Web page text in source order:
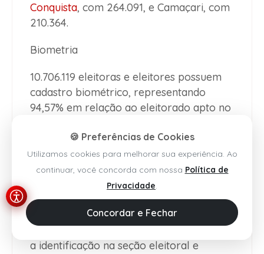
Conquista, com 264.091, e Camaçari, com
210.364.
Biometria
10.706.119 eleitoras e eleitores possuem
cadastro biométrico, representando
94,57% em relação ao eleitorado apto no
1.851.708 biometrias coletadas, Feira de
Santana registrou 393.002 pessoas que
fizeram o procedimento,Vitória da
contabilizou 229.182 indivíduos
com biometria e Camaçari possui 176.972
eleitoras e eleitores com o cadastro
biométrico atualizado. A biometria agiliza
a identificação na seção eleitoral e
🍪 Preferências de Cookies
Utilizamos cookies para melhorar sua experiência. Ao
continuar, você concorda com nossa Política de
Privacidade.
Concordar e Fechar